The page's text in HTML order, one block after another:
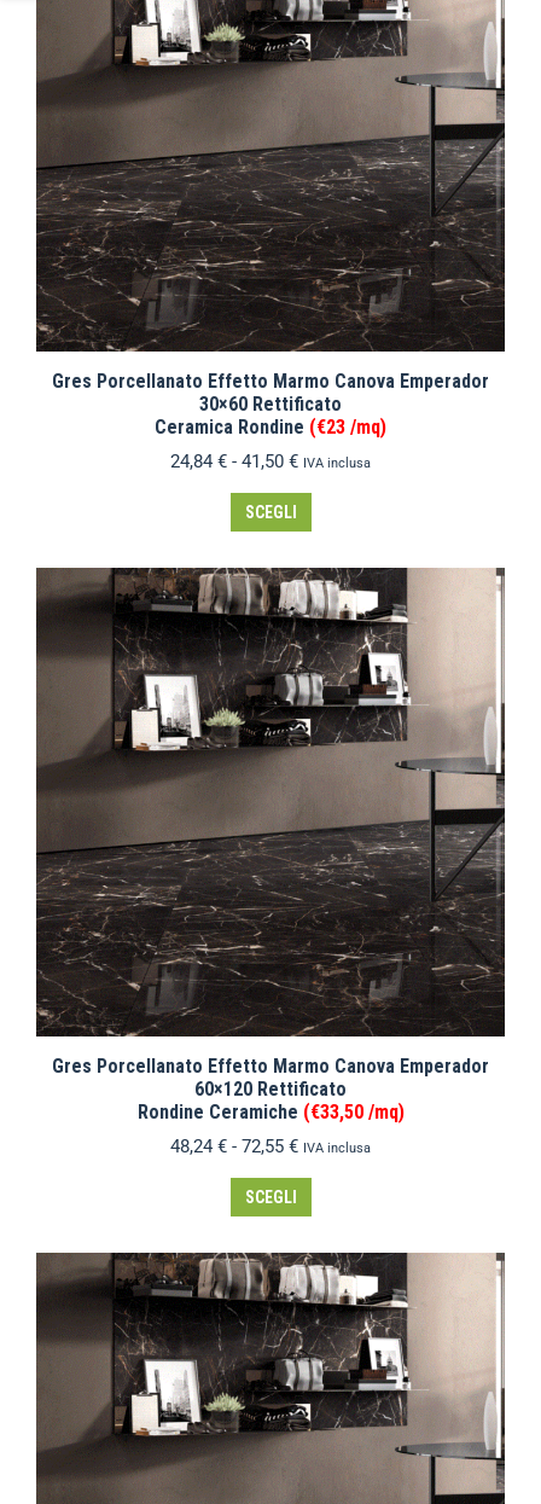
Gres Porcellanato Effetto Marmo Canova Emperador
30×60 Rettificato
Ceramica Rondine (€23 /mq)
24,84 € - 41,50 € IVA inclusa
SCEGLI
Gres Porcellanato Effetto Marmo Canova Emperador
60×120 Rettificato
Rondine Ceramiche (€33,50 /mq)
48,24 € - 72,55 € IVA inclusa
SCEGLI